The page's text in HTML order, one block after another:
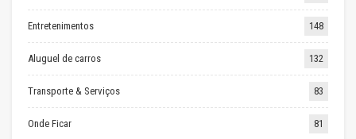
Entretenimentos 148
Aluguel de carros 132
Transporte & Serviços 83
Onde Ficar 81